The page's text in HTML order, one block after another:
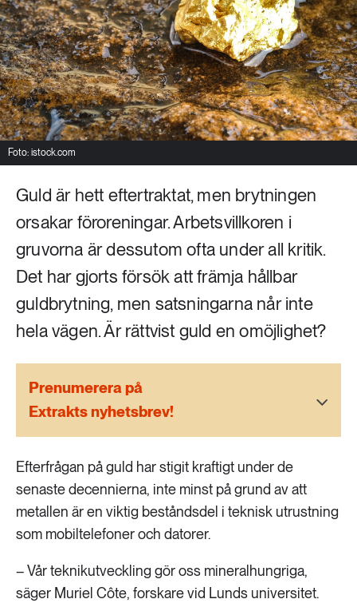
Mat & jordbruk
Skog
Social hållbarhet
Transport
Vatten
252 ARTIKLAR
Landsbygd
939 ARTIKLAR
Livsstil & konsumtion
612 ARTIKLAR
Skog
360 ARTIKLAR
Social hållbarhet
189 ARTIKLAR
Foto: istock.com
Guld är hett eftertraktat, men brytningen
orsakar föroreningar. Arbetsvillkoren i
gruvorna är dessutom ofta under all kritik.
Det har gjorts försök att främja hållbar
guldbrytning, men satsningarna når inte
hela vägen. Är rättvist guld en omöjlighet?
Prenumerera på
Extrakts nyhetsbrev!
Efterfrågan på guld har stigit kraftigt under de
senaste decennierna, inte minst på grund av att
metallen är en viktig beståndsdel i teknisk utrustning
som mobiltelefoner och datorer.
– Vår teknikutveckling gör oss mineralhungriga,
säger Muriel Côte, forskare vid Lunds universitet.